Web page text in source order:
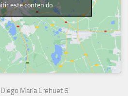
este contenido
Diego María Crehuet 6.